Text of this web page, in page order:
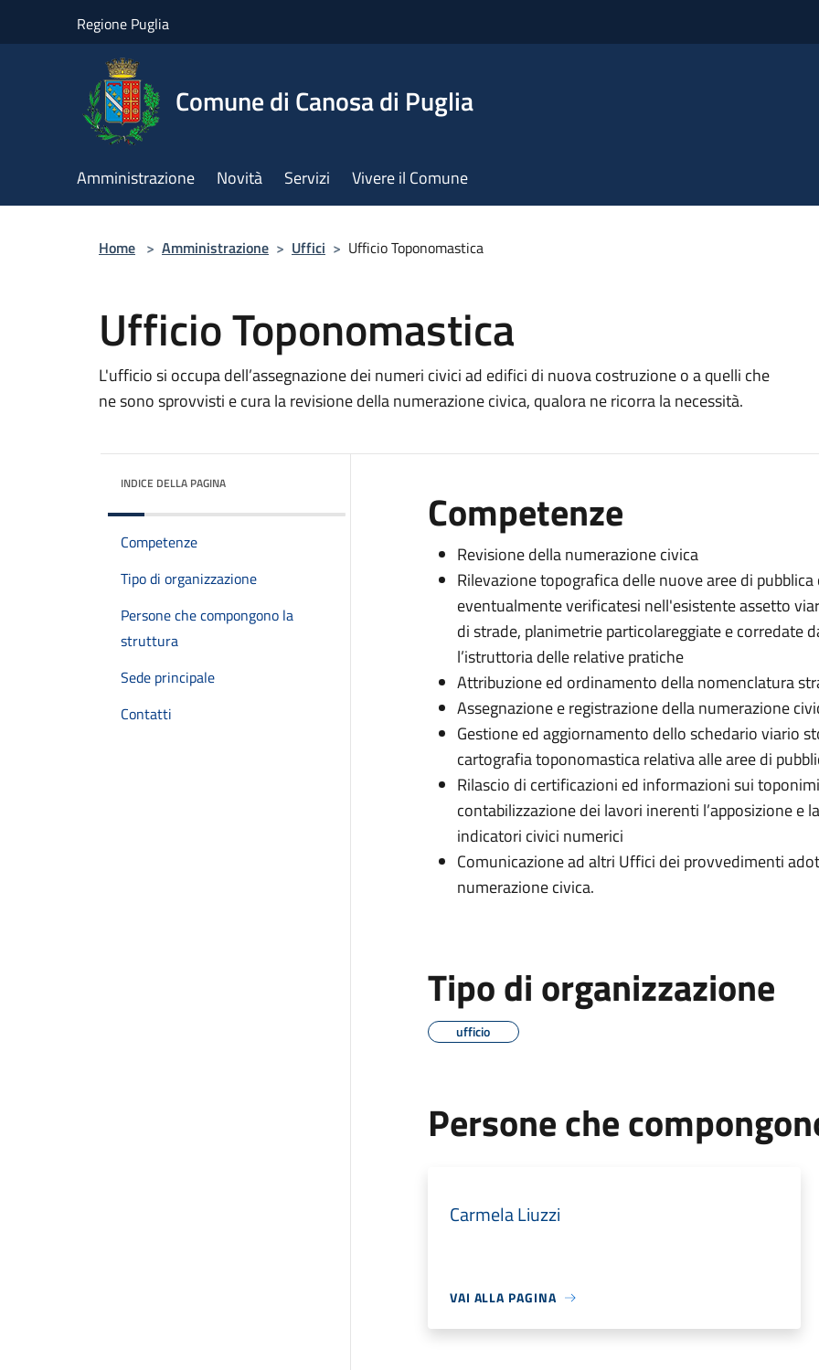
Regione Puglia
Comune di Canosa di Puglia
Amministrazione Novità Servizi Vivere il Comune
Home > Amministrazione > Uffici > Ufficio Toponomastica
Ufficio Toponomastica
L'ufficio si occupa dell’assegnazione dei numeri civici ad edifici di nuova costruzione o a quelli che
ne sono sprovvisti e cura la revisione della numerazione civica, qualora ne ricorra la necessità.
INDICE DELLA PAGINA
Competenze
Tipo di organizzazione
Persone che compongono la
struttura
Sede principale
Contatti
Competenze
Revisione della numerazione civica
Rilevazione topografica delle nuove aree di
eventualmente verificatesi nell'esistente assetto
di strade, planimetrie particolareggiate e corredate
l’istruttoria delle relative pratiche
Attribuzione ed ordinamento della nomenclatura
Assegnazione e registrazione della numerazione
Gestione ed aggiornamento dello schedario viario
cartografia toponomastica relativa alle aree di
Rilascio di certificazioni ed informazioni sui
contabilizzazione dei lavori inerenti l’apposizione e
indicatori civici numerici
Comunicazione ad altri Uffici dei provvedimenti
numerazione civica.
Tipo di organizzazione
ufficio
Persone che
Carmela Liuzzi
VAI ALLA PAGINA